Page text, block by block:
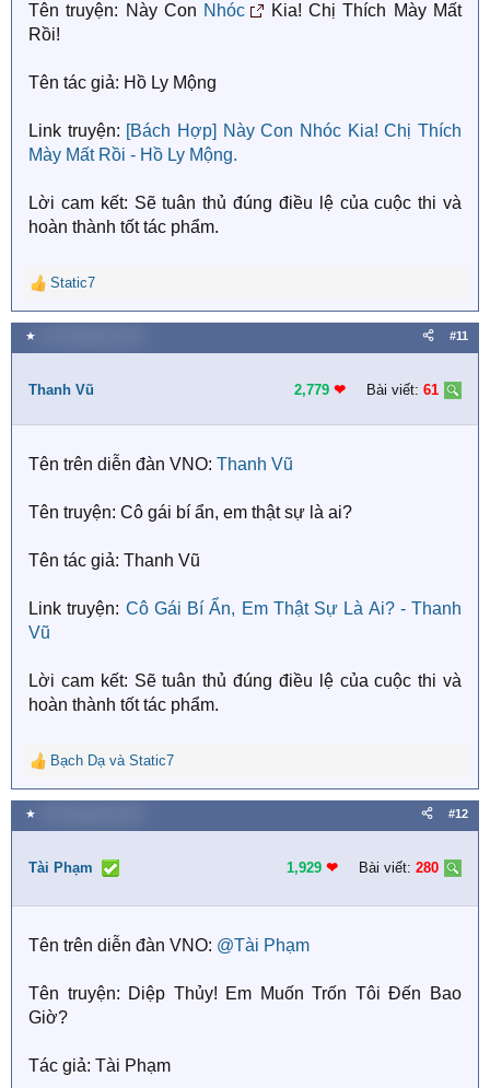
Tên truyện: Này Con Nhóc
Kia! Chị Thích Mày Mất
Rồi!
Tên tác giả: Hồ Ly Mộng
Link truyện: [Bách Hợp] Này Con Nhóc Kia! Chị Thích
Mày Mất Rồi - Hồ Ly Mộng.
Lời cam kết: Sẽ tuân thủ đúng điều lệ của cuộc thi và
hoàn thành tốt tác phẩm.
R
e
a
c
i
n
Static7
★ #11
Thanh Vũ 2,779 ❤︎ Bài viết: 61
Tên trên diễn đàn VNO: Thanh Vũ
Tên truyện: Cô gái bí ẩn, em thật sự là ai?
Tên tác giả: Thanh Vũ
Link truyện: Cô Gái Bí Ẩn, Em Thật Sự Là Ai? - Thanh
Vũ
Lời cam kết: Sẽ tuân thủ đúng điều lệ của cuộc thi và
hoàn thành tốt tác phẩm.
R
e
a
c
i
n
:
Bạch Dạ và Static7
★ #12
Tài Phạm 1,929 ❤︎ Bài viết: 280
Tên trên diễn đàn VNO: @Tài Phạm
Tên truyện: Diệp Thủy! Em Muốn Trốn Tôi Đến Bao
Giờ?
Tác giả: Tài Phạm